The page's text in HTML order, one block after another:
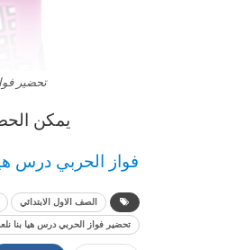
تحضير
يمكن
فواز الحربي درس هيا
الصف الاول الابتدائي
تحضير فواز الحربي درس هيا بنا نلعب